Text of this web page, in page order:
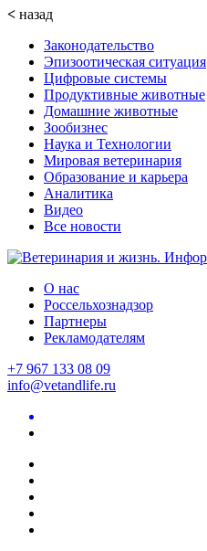
< назад
Законодательство
Эпизоотическая ситуация
Цифровые системы
Продуктивные животные
Домашние животные
Зообизнес
Наука и Технологии
Мировая ветеринария
Образование и карьера
Аналитика
Видео
Все новости
О нас
Россельхознадзор
Партнеры
Рекламодателям
+7 967 133 08 09
info@vetandlife.ru